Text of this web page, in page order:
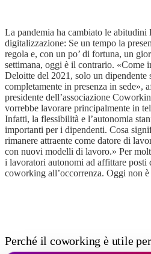
La pandemia ha cambiato le abitudini
digitalizzazione: Se un tempo la
regola e, con un po’ di fortuna, un
settimana, oggi è il contrario. «Come
Deloitte del 2021, solo un dipendente
completamente in presenza in sede»,
presidente dell’associazione
vorrebbe lavorare principalmente in
Infatti, la flessibilità e l’autonomia
importanti per i dipendenti. Cosa
rimanere attraente come datore di
con nuovi modelli di lavoro.» Per
i lavoratori autonomi ad affittare posti
coworking all’occorrenza. Oggi non
Perché il coworking è utile